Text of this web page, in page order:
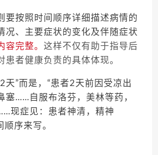
要按照时间顺序详细描述病情的
况、主要症状的变化及伴随症状
容完整。 这样不仅有助于指导后
患者健康负责的具体体现。
天”而是，“患者2天前因受凉出
塞……自服布洛芬，美林等药，
现症见：患者神清，精神
序来写。